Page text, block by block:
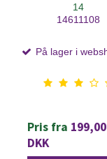
14
14611108
På lager i
Pris fra 199,00
DKK